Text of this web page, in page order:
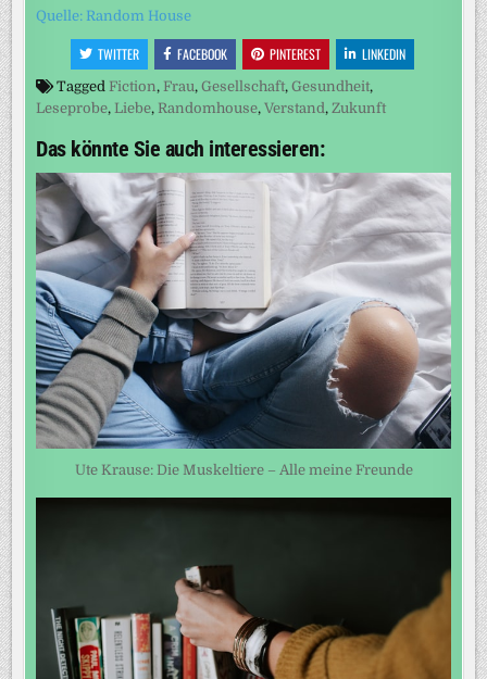
Quelle: Random House
TWITTER FACEBOOK PINTEREST LINKEDIN
Tagged Fiction, Frau,Gesellschaft,Gesundheit,
Leseprobe, Liebe, Randomhouse,Verstand, Zukunft
Das könnte Sie auch interessieren:
Ute Krause: Die Muskeltiere – Alle meine Freunde